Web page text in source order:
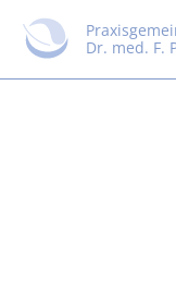
Zum
Inhalt
springen
Dr. med. F.